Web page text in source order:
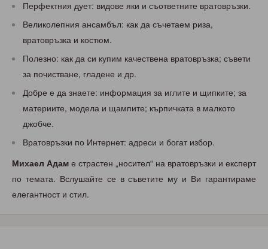
Перфектния дует: видове яки и съответните вратовръзки.
Великолепния ансамбъл: как да съчетаем риза,
вратовръзка и костюм.
Полезно: как да си купим качествена вратовръзка; съвети
за почистване, гладене и др.
Добре е да знаете: информация за иглите и щипките; за
материите, модела и щампите; кърпичката в малкото
джобче.
Вратовръзки по Интернет: адреси и богат избор.
Михаел Адам е страстен „носител“ на вратовръзки и експерт
по темата. Вслушайте се в съветите му и Ви гарантираме
елегантност и стил.